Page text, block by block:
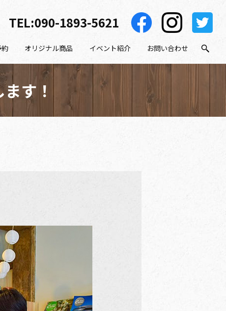
TEL:090-1893-5621
オリジナル商品 イベント紹介 お問い合わせ
す！